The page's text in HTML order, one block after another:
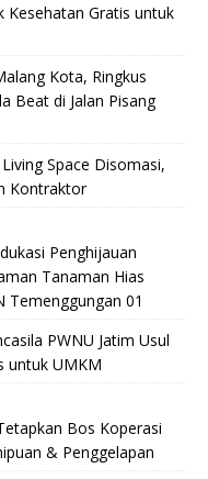
Kesehatan Gratis untuk
Kota, Ringkus
Beat di Jalan Pisang
Space Disomasi,
Kontraktor
Penghijauan
Tanaman Hias
Temenggungan 01
PWNU Jatim Usul
untuk UMKM
Bos Koperasi
& Penggelapan